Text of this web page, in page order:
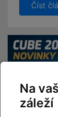
Číst
Na
záleží